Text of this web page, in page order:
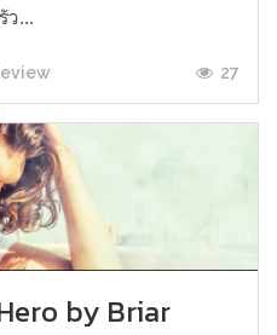
ว...
27
by Briar